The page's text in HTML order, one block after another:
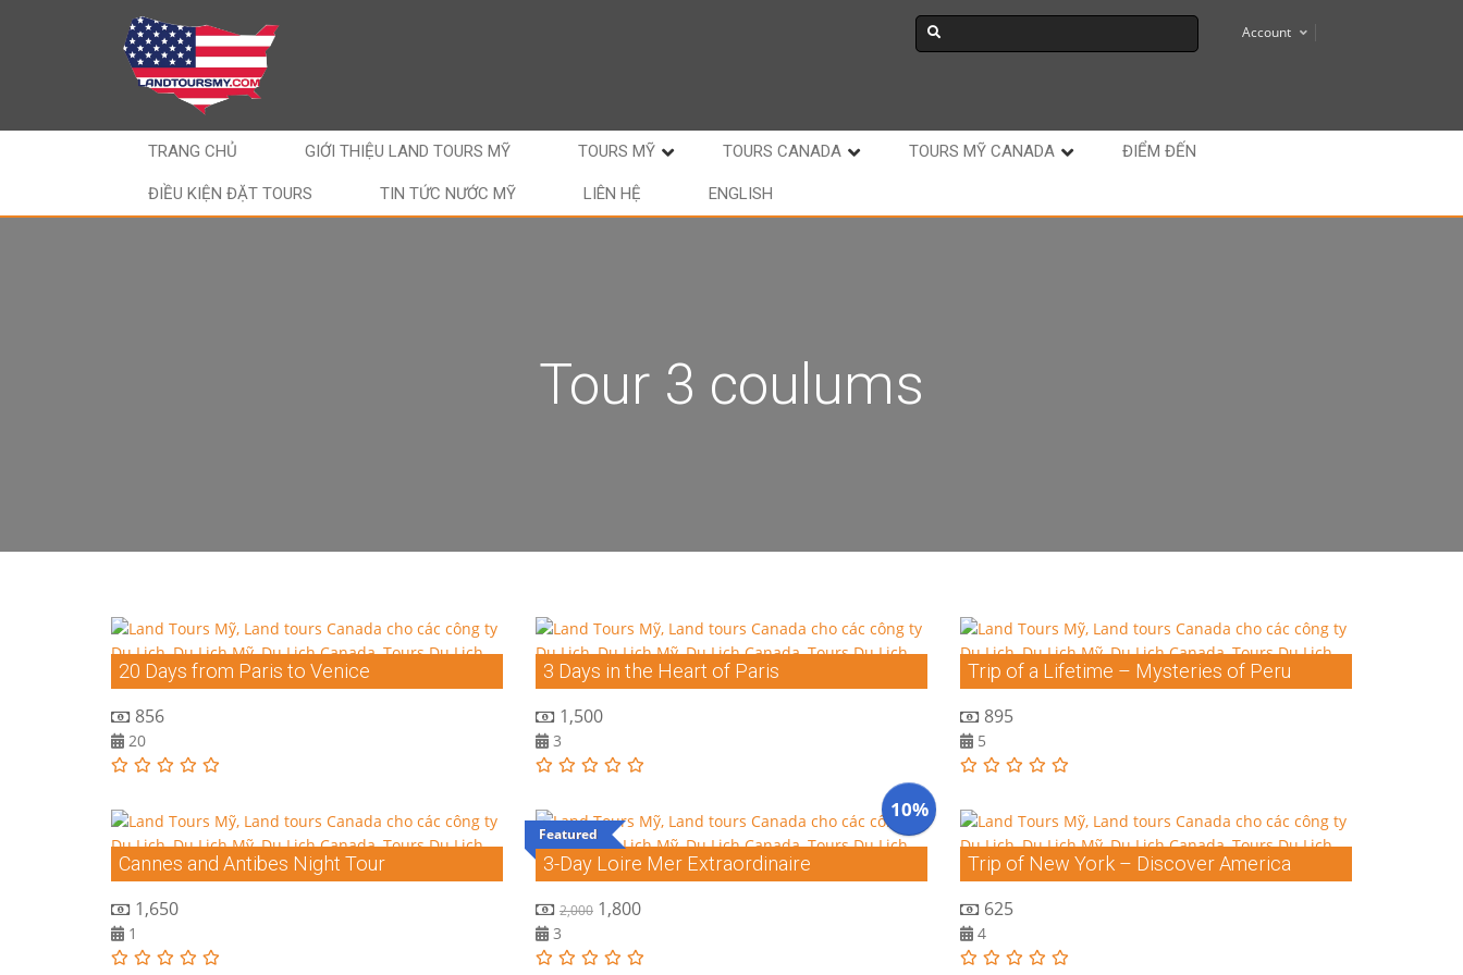
Account
TRANG CHỦ GIỚI THIỆU LAND TOURS MỸ TOURS MỸ TOURS CANADA TOURS MỸ CANADA ĐIỂM ĐẾN
ĐIỀU KIỆN ĐẶT TOURS TIN TỨC NƯỚC MỸ LIÊN HỆ ENGLISH
Tour 3 coulums
20 Days from Paris to Venice
856
20
3 Days in the Heart of Paris
1,500
3
Trip of a Lifetime – Mysteries of Peru
895
5
Cannes and Antibes Night Tour
1,650
1
Featured
10%
3-Day Loire Mer Extraordinaire
2,000 1,800
3
Trip of New York – Discover America
625
4